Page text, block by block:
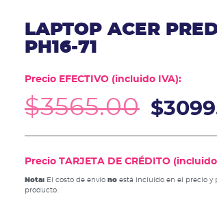
LAPTOP ACER
PH16-71
Precio EFECTIVO (incluido IVA):
$3565.00 $
Precio TARJETA DE CRÉDITO
Nota:El costo de envío noestá incluido en el precio y
producto.